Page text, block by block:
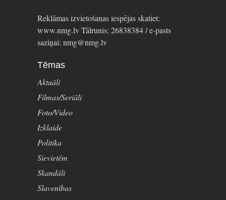
Reklāmas izvietošanas iespējas skatiet:
www.nmg.lv Tālrunis: 26838384 / e-pasts
saziņai: nmg@nmg.lv
Tēmas
Aktuāli
Filmas/Seriāli
Foto/Video
Izklaide
Politika
Sievietēm
Skandāli
Slavenības